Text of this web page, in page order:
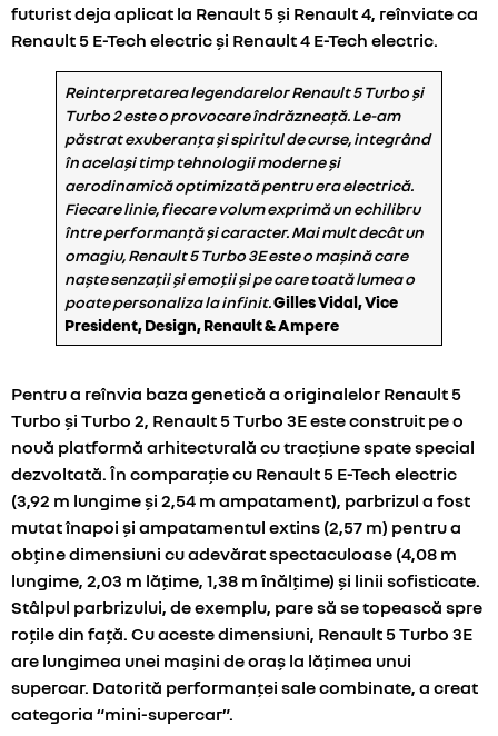
futurist deja aplicat la Renault 5 și Renault 4, reînviate ca
Renault 5 E-Tech electric și Renault 4 E-Tech electric.
Reinterpretarea legendarelor Renault 5 Turbo și
Turbo 2 este o provocare îndrăzneață. Le-am
păstrat exuberanța și spiritul de curse, integrând
în același timp tehnologii moderne și
aerodinamică optimizată pentru era electrică.
Fiecare linie, fiecare volum exprimă un echilibru
între performanță și caracter. Mai mult decât un
omagiu, Renault 5 Turbo 3E este o mașină care
naște senzații și emoții și pe care toată lumea o
poate personaliza la infinit.Gilles Vidal, Vice
President, Design, Renault & Ampere
Pentru a reînvia baza genetică a originalelor Renault 5
Turbo și Turbo 2, Renault 5 Turbo 3E este construit pe o
nouă platformă arhitecturală cu tracțiune spate special
dezvoltată. În comparație cu Renault 5 E-Tech electric
(3,92 m lungime și 2,54 m ampatament), parbrizul a fost
mutat înapoi și ampatamentul extins (2,57 m) pentru a
obține dimensiuni cu adevărat spectaculoase (4,08 m
lungime, 2,03 m lățime, 1,38 m înălțime) și linii sofisticate.
Stâlpul parbrizului, de exemplu, pare să se topească spre
roțile din față. Cu aceste dimensiuni, Renault 5 Turbo 3E
are lungimea unei mașini de oraș la lățimea unui
supercar. Datorită performanței sale combinate, a creat
categoria “mini-supercar”.